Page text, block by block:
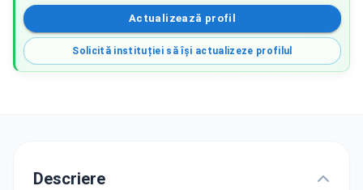
Actualizează profil
Solicită instituției să își actualizeze profilul
Descriere